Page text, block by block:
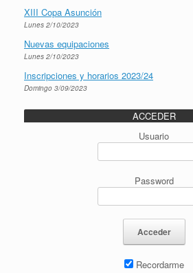
XIII Copa Asunción
Lunes 2/10/2023
Nuevas equipaciones
Lunes 2/10/2023
Inscripciones y horarios 2023/24
Domingo 3/09/2023
ACCEDER
Usuario
Password
Recordarme